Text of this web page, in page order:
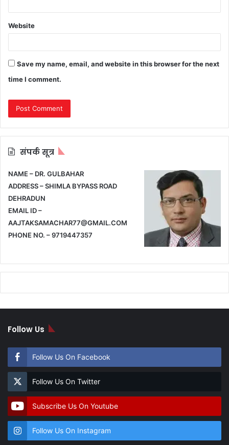
Website
Save my name, email, and website in this browser for the next
time I comment.
संपर्क सूत्र
NAME – DR. GULBAHAR
ADDRESS – SHIMLA BYPASS ROAD
DEHRADUN
EMAIL ID –
AAJTAKSAMACHAR77@GMAIL.COM
PHONE NO. – 9719447357
Follow Us
Follow Us On Facebook
Follow Us On Twitter
Subscribe Us On Youtube
Follow Us On Instagram